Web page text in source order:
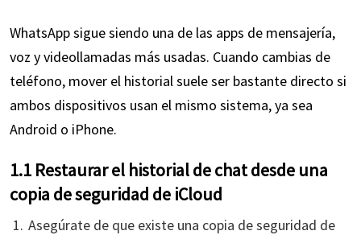
WhatsApp sigue siendo una de las apps de mensajería,
voz y videollamadas más usadas. Cuando cambias de
teléfono, mover el historial suele ser bastante directo si
ambos dispositivos usan el mismo sistema, ya sea
Android o iPhone.
1.1 Restaurar el historial de chat desde una
copia de seguridad de iCloud
Asegúrate de que existe una copia de seguridad de